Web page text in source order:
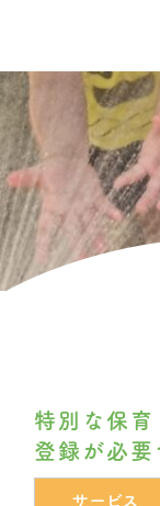
特別な保
登録が必要
サービス